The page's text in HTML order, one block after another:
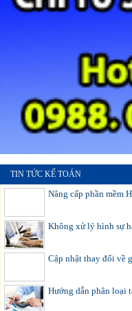
TIN TỨC KẾ TOÁN
Nâng cấp phần mềm
Không xử lý hình sự
Cập nhật thay đổi về
Hướng dẫn phân loại